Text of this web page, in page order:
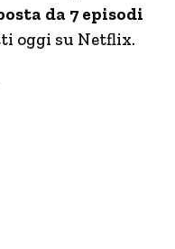
da 7 episodi
oggi su Netflix.